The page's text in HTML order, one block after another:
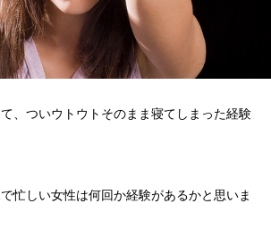
、ついウトウトそのまま寝てしまった経験
忙しい女性は何回か経験があるかと思いま